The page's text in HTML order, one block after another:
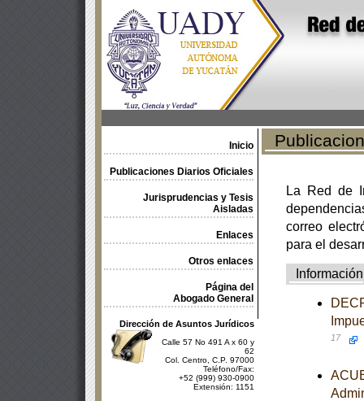
Inicio
Publicaciones Diarios Oficiales
Jurisprudencias y Tesis
Aisladas
Enlaces
Otros enlaces
Página del
Abogado General
Dirección de Asuntos Jurídicos
Calle 57 No 491 A x 60 y
62
Col. Centro, C.P. 97000
Teléfono/Fax:
+52 (999) 930-0900
Extensión: 1151
La Red de
correo
para el
Información
17